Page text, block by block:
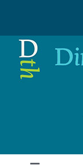
inhoud